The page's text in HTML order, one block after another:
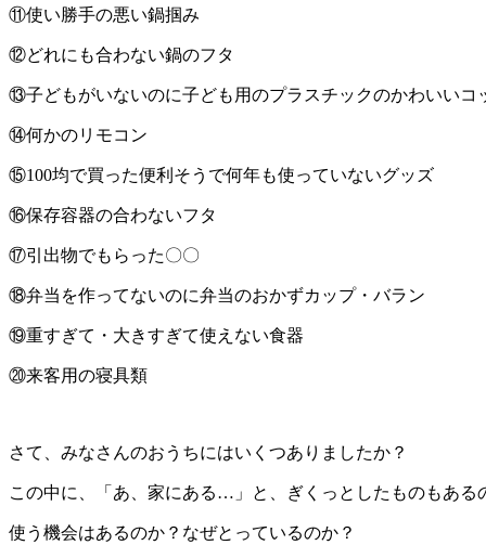
⑪使い勝手の悪い鍋掴み
⑫どれにも合わない鍋のフタ
⑬子どもがいないのに子ども用のプラスチックのかわいいコ
⑭何かのリモコン
⑮100均で買った便利そうで何年も使っていないグッズ
⑯保存容器の合わないフタ
⑰引出物でもらった〇〇
⑱弁当を作ってないのに弁当のおかずカップ・バラン
⑲重すぎて・大きすぎて使えない食器
⑳来客用の寝具類
さて、みなさんのおうちにはいくつありましたか？
この中に、「あ、家にある…」と、ぎくっとしたものもある
使う機会はあるのか？なぜとっているのか？